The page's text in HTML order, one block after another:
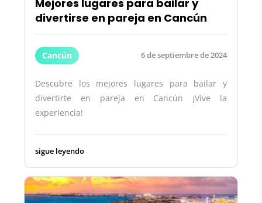
Mejores lugares para bailar y
divertirse en pareja en Cancún
Cancún 6 de septiembre de 2024
Descubre los mejores lugares para bailar y
divertirte en pareja en Cancún ¡Vive la
experiencia!
sigue leyendo